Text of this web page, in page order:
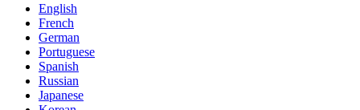
English
French
German
Portuguese
Spanish
Russian
Japanese